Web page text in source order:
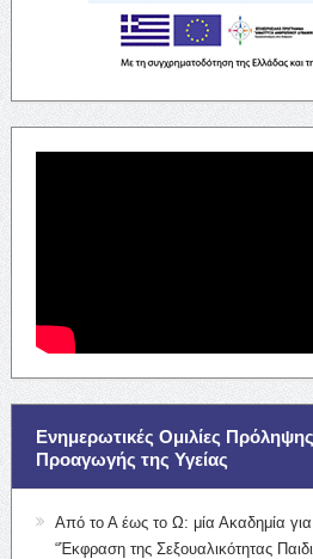
Ενημερωτικές Ομιλίες
Προαγωγής της Υγείας
Από το Α έως το Ω: μία Ακαδημία
“Έκφραση της Σεξουαλικότητας